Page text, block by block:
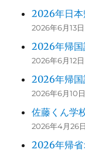
2026年日本
2026年6月13日
2026年帰国
2026年6月12日
2026年帰国
2026年6月10日
佐藤くん学
2026年4月26日
2026年帰